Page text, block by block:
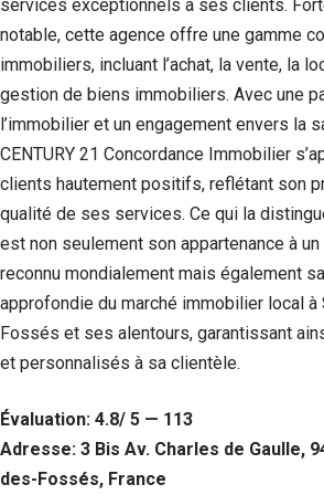
services exceptionnels à ses clients.
notable, cette agence offre une gamme
immobiliers, incluant l’achat, la vente, la
gestion de biens immobiliers. Avec une
l’immobilier et un engagement envers la
CENTURY 21 Concordance Immobilier
clients hautement positifs, reflétant son
qualité de ses services. Ce qui la
est non seulement son appartenance à
reconnu mondialement mais également
approfondie du marché immobilier local
Fossés et ses alentours, garantissant
et personnalisés à sa clientèle.
Évaluation: 4.8/ 5 — 113
Adresse: 3 Bis Av. Charles de Gaulle,
des-Fossés, France
Statistiques
Afin que
puissions
améliorer la
et la structure
du site Web,
en fonction
de la façon
dont le site
Web est
Experience
fonctionne
aussi bien que
possible lors
de votre visite.